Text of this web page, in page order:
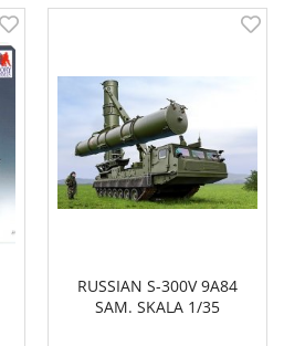
RUSSIAN S-300V 9A84
SAM. SKALA 1/35